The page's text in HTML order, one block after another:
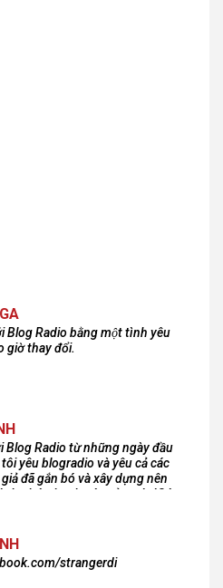
Blog Radio bằng một tình yêu
giờ thay đổi.
Blog Radio từ những ngày đầu
yêu blogradio và yêu cả các
đã gắn bó và xây dựng nên
phát thanh xúc cảm này!Cám
strangerdi